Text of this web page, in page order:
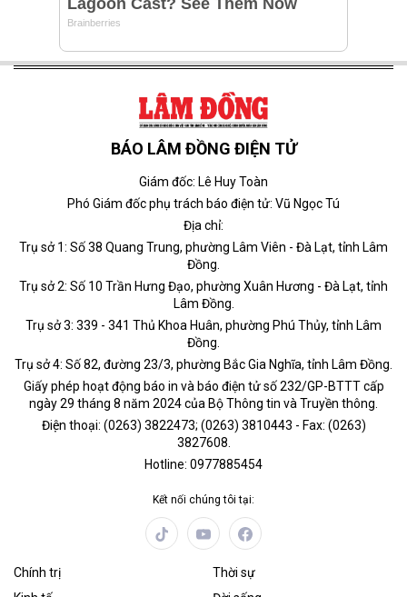
BÁO LÂM ĐỒNG ĐIỆN TỬ
Giám đốc: Lê Huy Toàn
Phó Giám đốc phụ trách báo điện tử: Vũ Ngọc Tú
Địa chỉ:
Trụ sở 1: Số 38 Quang Trung, phường Lâm Viên - Đà Lạt, tỉnh Lâm
Đồng.
Trụ sở 2: Số 10 Trần Hưng Đạo, phường Xuân Hương - Đà Lạt, tỉnh
Lâm Đồng.
Trụ sở 3: 339 - 341 Thủ Khoa Huân, phường Phú Thủy, tỉnh Lâm
Đồng.
Trụ sở 4: Số 82, đường 23/3, phường Bắc Gia Nghĩa, tỉnh Lâm Đồng.
Giấy phép hoạt động báo in và báo điện tử số 232/GP-BTTT cấp
ngày 29 tháng 8 năm 2024 của Bộ Thông tin và Truyền thông.
Điện thoại: (0263) 3822473; (0263) 3810443 - Fax: (0263)
3827608.
Hotline: 0977885454
Kết nối chúng tôi tại:
Chính trị
Thời sự